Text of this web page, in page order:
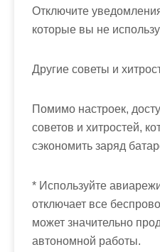
Отключите
которые вы не
Другие советы и
Помимо настроек,
советов и хитростей,
сэкономить заряд
* Используйте
отключает все
может значительно
автономной работы.